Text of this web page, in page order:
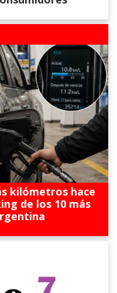
kilómetros hace
de los 10 más